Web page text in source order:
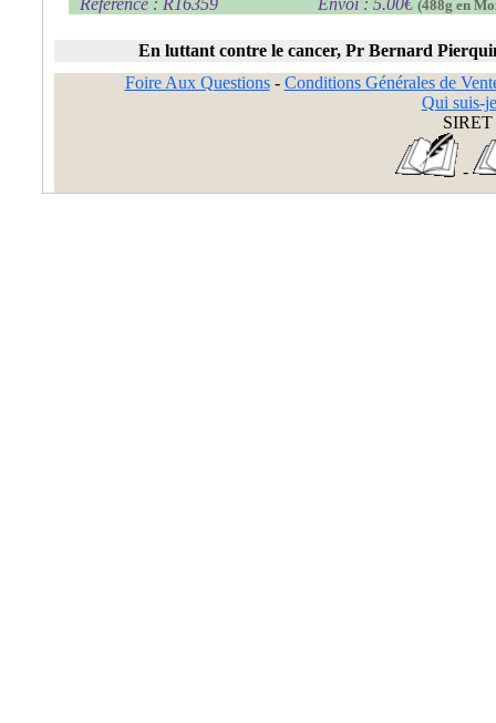
Référence : R16359 Envoi : 5.00€ (488g en
En luttant contre le cancer, Pr Bernard
Foire Aux Questions- Conditions Générales de
Qui suis-
SIRET
-